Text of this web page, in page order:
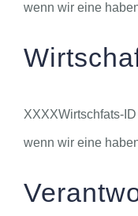
wenn wir eine
XXXXWirtschfats-
wenn wir eine